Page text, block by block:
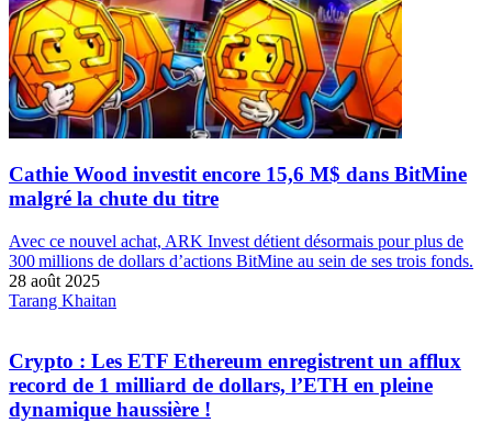
Cathie Wood investit encore 15,6 M$ dans BitMine
malgré la chute du titre
Avec ce nouvel achat, ARK Invest détient désormais pour plus de
300 millions de dollars d’actions BitMine au sein de ses trois fonds.
28 août 2025
Tarang Khaitan
Crypto : Les ETF Ethereum enregistrent un afflux
record de 1 milliard de dollars, l’ETH en pleine
dynamique haussière !